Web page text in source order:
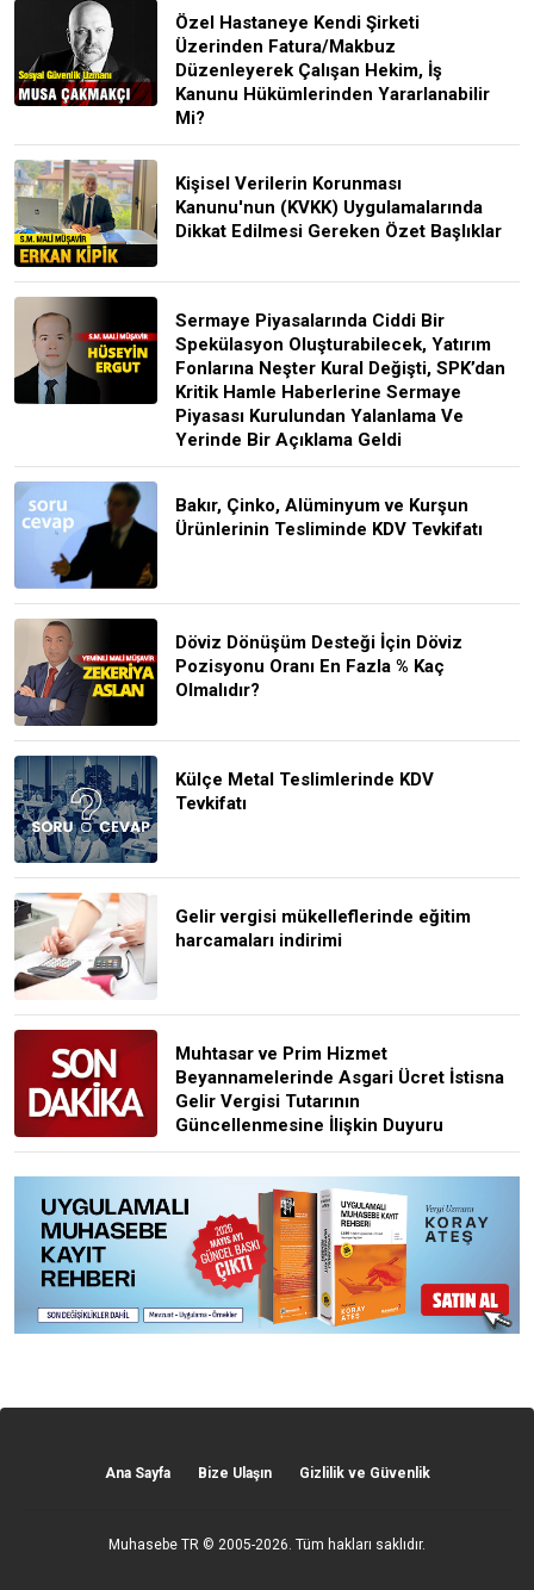
Özel Hastaneye Kendi Şirketi
Üzerinden Fatura/Makbuz
Düzenleyerek Çalışan Hekim, İş
Kanunu Hükümlerinden Yararlanabilir
Mi?
Kişisel Verilerin Korunması
Kanunu'nun (KVKK) Uygulamalarında
Dikkat Edilmesi Gereken Özet Başlıklar
Sermaye Piyasalarında Ciddi Bir
Spekülasyon Oluşturabilecek, Yatırım
Fonlarına Neşter Kural Değişti, SPK’dan
Kritik Hamle Haberlerine Sermaye
Piyasası Kurulundan Yalanlama Ve
Yerinde Bir Açıklama Geldi
Bakır, Çinko, Alüminyum ve Kurşun
Ürünlerinin Tesliminde KDV Tevkifatı
Döviz Dönüşüm Desteği İçin Döviz
Pozisyonu Oranı En Fazla % Kaç
Olmalıdır?
Külçe Metal Teslimlerinde KDV
Tevkifatı
Gelir vergisi mükelleflerinde eğitim
harcamaları indirimi
Muhtasar ve Prim Hizmet
Beyannamelerinde Asgari Ücret İstisna
Gelir Vergisi Tutarının
Güncellenmesine İlişkin Duyuru
Ana Sayfa Bize Ulaşın Gizlilik ve Güvenlik
Muhasebe TR © 2005-2026. Tüm hakları saklıdır.